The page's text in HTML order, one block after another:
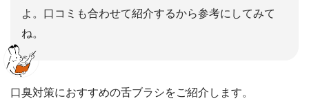
よ。口コミも合わせて紹介するから参考にしてみて
ね。
口臭対策におすすめの舌ブラシをご紹介します。